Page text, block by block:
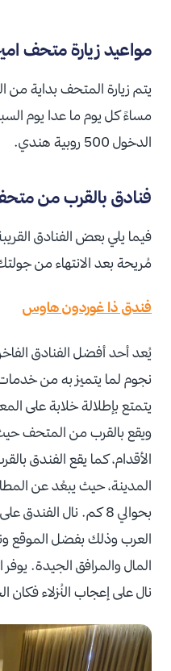
مواعيد زيارة متحف
مساءً كل يوم ما عدا يوم
الدخول 500 روبية هندي.
فنادق بالقرب من متحف
فيما يلي بعض الفنادق
مُريحة بعد الانتهاء من
فندق ذا غوردون هاوس
نجوم لما يتميز به من
يتمتع بإطلالة خلابة على
ويقع بالقرب من المتحف
الأقدام، كما يقع الفندق
المدينة، حيث يبعُد عن
بحوالي 8 كم. نال
العرب وذلك بفضل الموقع
المال والمرافق الجيدة.
نال على إعجاب النُزلاء فكان